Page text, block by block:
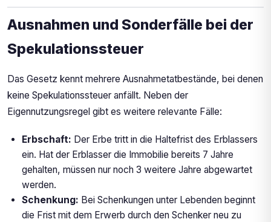
Ausnahmen und Sonderfälle bei der
Spekulationssteuer
Das Gesetz kennt mehrere Ausnahmetatbestände, bei denen
keine Spekulationssteuer anfällt. Neben der
Eigennutzungsregel gibt es weitere relevante Fälle:
Erbschaft: Der Erbe tritt in die Haltefrist des Erblassers
ein. Hat der Erblasser die Immobilie bereits 7 Jahre
gehalten, müssen nur noch 3 weitere Jahre abgewartet
werden.
Schenkung: Bei Schenkungen unter Lebenden beginnt
die Frist mit dem Erwerb durch den Schenker neu zu